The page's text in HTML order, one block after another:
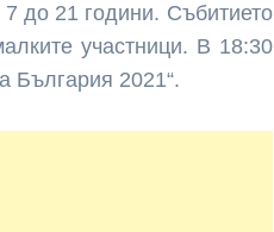
7 до 21 години. Събитието
участници. В 18:30
България 2021“.